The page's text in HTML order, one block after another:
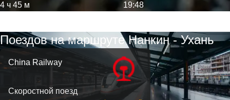
4 ч 45 м 19:48
Поездов на маршруте Нанкин - Ухань
China Railway
Скоростной поезд